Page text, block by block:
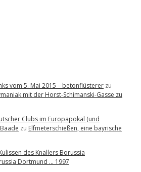
vom 5. Mai 2015 – betonflüsterer zu
mit der Horst-Schimanski-Gasse zu
Clubs im Europapokal (und
zu Elfmeterschießen, eine bayrische
des Knallers Borussia
Dortmund … 1997